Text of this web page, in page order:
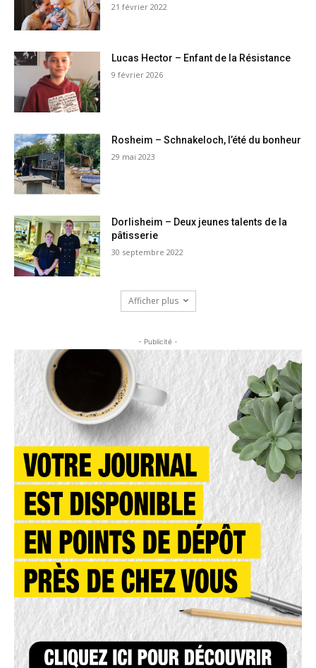
21 février 2022
Lucas Hector – Enfant de la Résistance
9 février 2026
Rosheim – Schnakeloch, l’été du bonheur
29 mai 2023
Dorlisheim – Deux jeunes talents de la
pâtisserie
30 septembre 2022
Afficher plus
- Publicité -